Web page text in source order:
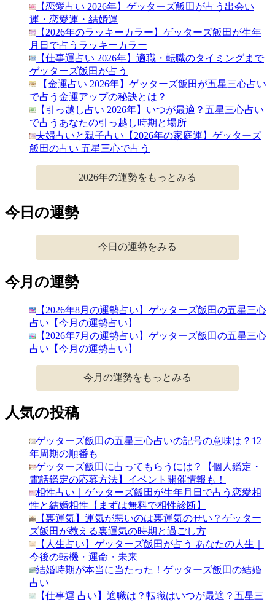
【恋愛占い 2026年】ゲッターズ飯田が占う出会い
運・恋愛運・結婚運
【2026年のラッキーカラー】ゲッターズ飯田が生年
月日で占うラッキーカラー
【仕事運占い 2026年】適職・転職のタイミングまで
ゲッターズ飯田が占う
【金運占い 2026年】ゲッターズ飯田が五星三心占い
で占う金運アップの秘訣とは？
【引っ越し占い 2026年】いつが最適？五星三心占い
で占うあなたの引っ越し時期と場所
夫婦占いと親子占い【2026年の家庭運】ゲッターズ
飯田の占い 五星三心で占う
2026年の運勢をもっとみる
今日の運勢
今日の運勢をみる
今月の運勢
【2026年8月の運勢占い】ゲッターズ飯田の五星三心
占い【今月の運勢占い】
【2026年7月の運勢占い】ゲッターズ飯田の五星三心
占い【今月の運勢占い】
今月の運勢をもっとみる
人気の投稿
ゲッターズ飯田の五星三心占いの記号の意味は？12
年周期の順番も
ゲッターズ飯田に占ってもらうには？【個人鑑定・
電話鑑定の応募方法】イベント開催情報も！
相性占い｜ゲッターズ飯田が生年月日で占う恋愛相
性と結婚相性【まずは無料で相性診断】
【裏運気】運気が悪いのは裏運気のせい？ゲッター
ズ飯田が教える裏運気の時期と過ごし方
【人生占い】ゲッターズ飯田が占う あなたの人生｜
今後の転機・運命・未来
結婚時期が本当に当たった！ゲッターズ飯田の結婚
占い
【仕事運 占い】適職は？転職はいつが最適？五星三